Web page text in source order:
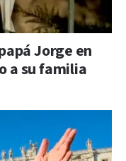
Jorge en
a su familia